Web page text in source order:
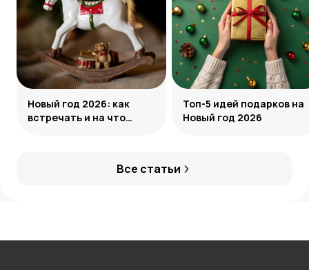
Все статьи
Новый год 2026: как
встречать и на что
Топ-5 идей подарков на
Новый год 2026